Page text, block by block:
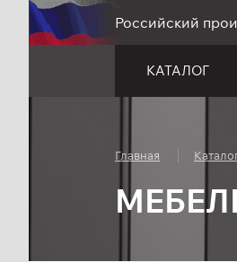
Российский
КАТАЛОГ
Главная